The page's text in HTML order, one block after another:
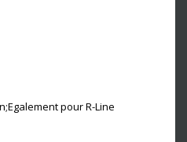
pour R-Line